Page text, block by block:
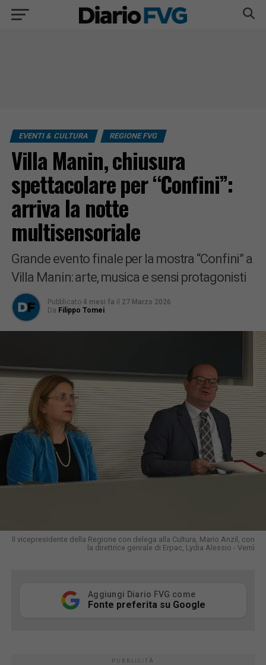
EVENTI & CULTURA REGIONE FVG
Villa Manin, chiusura
spettacolare per “Confini”:
arriva la notte
multisensoriale
Grande evento finale per la mostra “Confini” a
Villa Manin: arte, musica e sensi protagonisti
Pubblicato 4 mesi fa il 27 Marzo 2026
Da Filippo Tomei
Il vicepresidente della Regione con delega alla Cultura, Mario Anzil, con
la direttrice genrale di Erpac, Lydia Alessio - Vernì
Aggiungi Diario FVG come
Fonte preferita su Google